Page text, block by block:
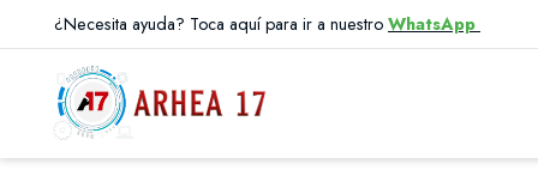
¿Necesita ayuda? Toca aquí para ir a nuestro WhatsApp